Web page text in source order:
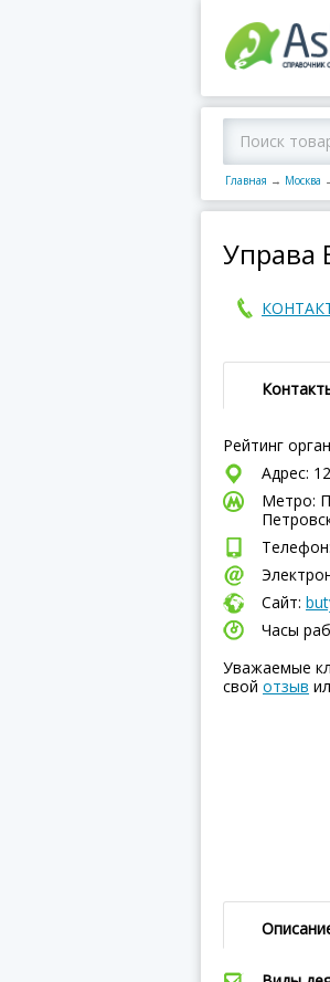
Главная → Москва
Управа
Рейтинг
Адрес:
Метро:
Сайт:
Часы
Уважаемые
свой отзыв